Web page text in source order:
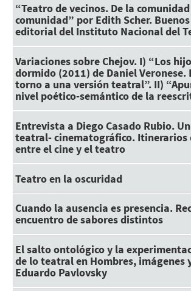
“Teatro de vecinos. De la
comunidad” por Edith Scher.
editorial del Instituto Nacional del
Variaciones sobre Chejov. I) “Los
dormido (2011) de Daniel Veronese.
torno a una versión teatral”. II)
nivel poético-semántico de la
Entrevista a Diego Casado Rubio.
teatral- cinematográfico. Itinerarios
entre el cine y el teatro
Teatro en la oscuridad
Cuando la ausencia es presencia.
encuentro de sabores distintos
El salto ontológico y la
de lo teatral en Hombres, imágenes
Eduardo Pavlovsky